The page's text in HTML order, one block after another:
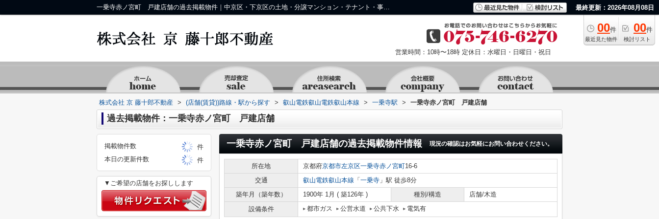
一乗寺赤ノ宮町 戸建店舗の過去掲載物件｜中京区・下京区の土地・分譲マンション・テナント・事業用物件なら株式会社 京 藤十郎不動産 最終更新：2026年08月08日
00件
最近見た物件
00件
検討リスト
営業時間：10時〜18時 定休日：水曜日・日曜日・祝日
株式会社 京 藤十郎不動産 > (店舗(賃貸))路線・駅から探す > 叡山電鉄叡山電鉄叡山本線 > 一乗寺駅 > 一乗寺赤ノ宮町 戸建店舗
過去掲載物件：一乗寺赤ノ宮町 戸建店舗
一乗寺赤ノ宮町 戸建店舗の過去掲載物件情報 現況の確認はお気軽にお問い合わせください。
所在地 京都府京都市左京区一乗寺赤ノ宮町16-6
交通
叡山電鉄叡山本線 「 一乗寺 」駅 徒歩8分
築年月（築年数）
1900年 1月 ( 築126年 ) 種別/構造
店舗/木造
設備条件
都市ガス 公営水道 公共下水 電気有
掲載物件数
件
本日の更新件数
件
▼ご希望の店舗をお探しします